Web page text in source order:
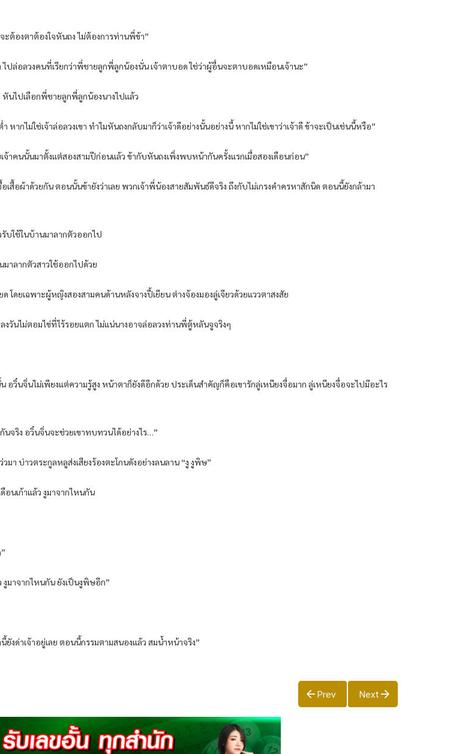
ะต้องตาต้องใจหันถง ไม่ต้องการท่านพี่ข้า”
ไปล่อลวงคนที่เรียกว่าพี่ชายลูกพี่ลูกน้องนั่น เจ้าตาบอด ใช่ว่าผู้อื่นจะตาบอดเหมือนเจ้านะ”
นไปเลือกพี่ชายลูกพี่ลูกน้องนางไปแล้ว
กไม่ใช่เจ้าล่อลวงเขา ทำไมหันถงกลับมาก็ว่าเจ้าดีอย่างนั้นอย่างนี้ หากไม่ใช่เขาว่าเจ้าดี ข้าจะเป็นเช่นนี้หรือ”
จ้าคนนั้นมาตั้งแต่สองสามปีก่อนแล้ว ข้ากับหันถงเพิ่งพบหน้ากันครั้งแรกเมื่อสองเดือนก่อน”
เสื้อผ้าด้วยกัน ตอนนั้นข้ายังว่าเลย พวกเจ้าพี่น้องสายสัมพันธ์ดีจริง ถึงกับไม่เกรงคำครหาสักนิด ตอนนี้ยังกล้ามา
บใช้ในบ้านมาลากตัวออกไป
าลากตัวสาวใช้ออกไปด้วย
โดยเฉพาะผู้หญิงสองสามคนด้านหลังจางปี้เยียน ต่างจ้องมองลู่เจียวด้วยแววตาสงสัย
วันไม่ตอมไข่ที่ไร้รอยแตก ไม่แน่นางอาจล่อลวงท่านพี่ตู้หลันจูจริงๆ
วิ๋นจิ่นไม่เพียงแต่ความรู้สูง หน้าตาก็ยังดีอีกด้วย ประเด็นสำคัญก็คือเขารักลู่เหนียงจื่อมาก ลู่เหนียงจื่อจะไปมีอะไร
จริง อวิ๋นจิ่นจะช่วยเขาทบทวนได้อย่างไร…”
า บ่าวตระกูลหลูส่งเสียงร้องตะโกนดังอย่างลนลาน “งู งูพิษ”
อนเก้าแล้ว งูมาจากไหนกัน
งูมาจากไหนกัน ยังเป็นงูพิษอีก”
งด่าเจ้าอยู่เลย ตอนนี้กรรมตามสนองแล้ว สมน้ำหน้าจริง”
Prev Next